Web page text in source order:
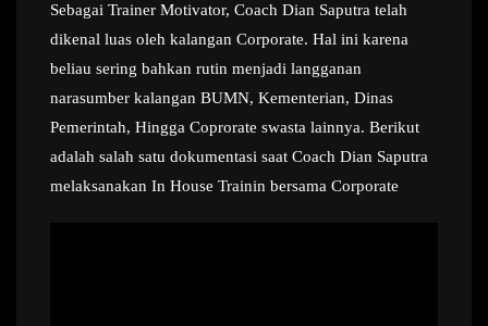
Sebagai Trainer Motivator, Coach Dian Saputra telah
dikenal luas oleh kalangan Corporate. Hal ini karena
beliau sering bahkan rutin menjadi langganan
narasumber kalangan BUMN, Kementerian, Dinas
Pemerintah, Hingga Coprorate swasta lainnya. Berikut
adalah salah satu dokumentasi saat Coach Dian Saputra
melaksanakan In House Trainin bersama Corporate